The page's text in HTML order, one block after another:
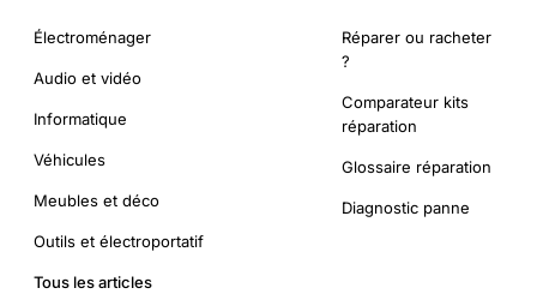
Électroménager
Audio et vidéo
Informatique
Véhicules
Meubles et déco
Outils et électroportatif
Tous les articles
Réparer ou racheter
?
Comparateur kits
réparation
Glossaire réparation
Diagnostic panne